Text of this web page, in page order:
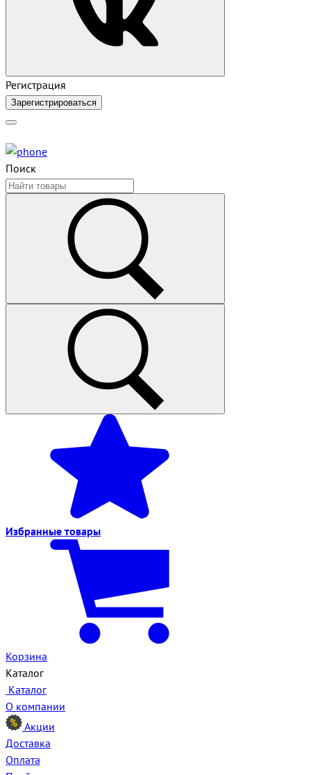
Регистрация
Зарегистрироваться
Поиск
Избранные товары
Корзина
Каталог
Каталог
О компании
Акции
Доставка
Оплата